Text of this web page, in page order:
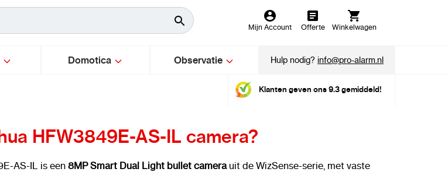
Mijn Account Offerte Winkelwagen
Domotica Observatie Hulp nodig?info@pro-alarm.nl
Klanten geven ons 9.3 gemiddeld!
HFW3849E-AS-IL camera?
AS-IL is een 8MP Smart Dual Light bullet camerauit de WizSense-serie, met vaste